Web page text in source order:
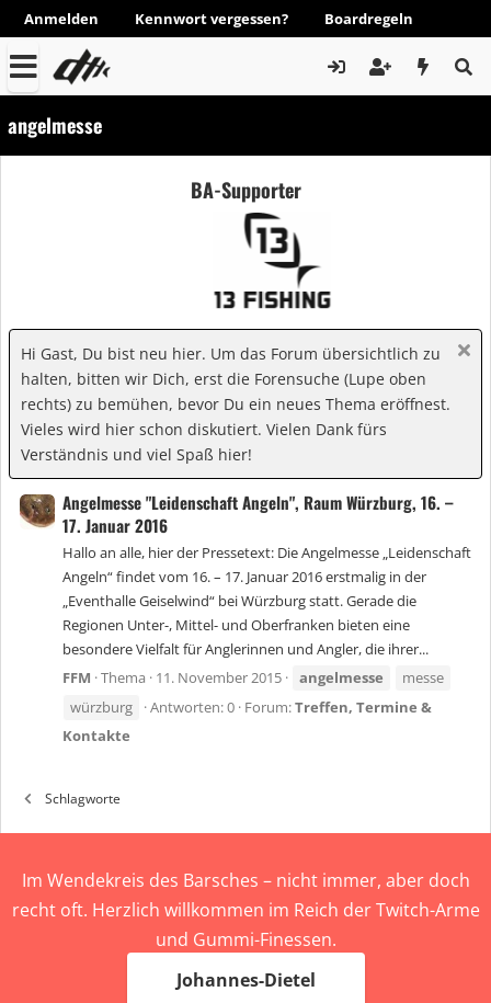
Anmelden Kennwort vergessen? Boardregeln
angelmesse
BA-Supporter
Hi Gast, Du bist neu hier. Um das Forum übersichtlich zu
halten, bitten wir Dich, erst die Forensuche (Lupe oben
rechts) zu bemühen, bevor Du ein neues Thema eröffnest.
Vieles wird hier schon diskutiert. Vielen Dank fürs
Verständnis und viel Spaß hier!
Angelmesse "Leidenschaft Angeln", Raum Würzburg, 16. –
17. Januar 2016
Hallo an alle, hier der Pressetext: Die Angelmesse „Leidenschaft
Angeln“ findet vom 16. – 17. Januar 2016 erstmalig in der
„Eventhalle Geiselwind“ bei Würzburg statt. Gerade die
Regionen Unter-, Mittel- und Oberfranken bieten eine
besondere Vielfalt für Anglerinnen und Angler, die ihrer...
FFM Thema 11. November 2015 angelmesse
messe
würzburg
Antworten: 0 Forum:Treffen, Termine &
Kontakte
Schlagworte
Im Wendekreis des Barsches – nicht immer, aber doch
recht oft. Herzlich willkommen im Reich der Twitch-Arme
und Gummi-Finessen.
Johannes-Dietel